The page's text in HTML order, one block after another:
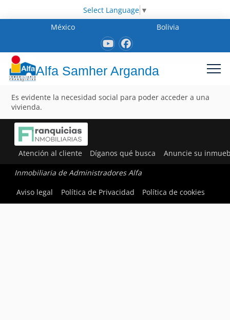
Select Language ▼
México
Bolivia
Alfa Samher Arganda
Es evidente la necesidad social para poder acceder a una
vivienda.
Atención al cliente Díganos qué busca Anuncie su
Inmobiliaria de Administradores Alfa
Aviso legal
Política de Privacidad Política de cookies